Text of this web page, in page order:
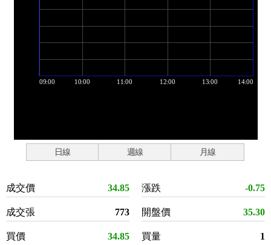
日線 週線 月線
成交價 34.85
成交張 773
買價 34.85
漲跌 -0.75
開盤價 35.30
買量 1